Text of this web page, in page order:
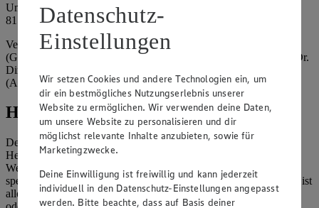
Umsatzsteuer-Identifikationsnummer gem. § 27a UStG: DE
815764015
Vertretungsberechtigte: EDEKA Südbayern Handelsstiftung
(Gesellschafter), Claus Hollinger (Vorstandsmitglied, Sprecher), Dr.
Dirk Eßmann (Vorstandsmitglied), Leo Schwaiberger
(Aufsichtsratsvorsitzender)
Hinweise
Der Inhalt dieser Website ist urheberrechtlich geschützt. Der
Herausgeber gewährt Ihnen jedoch das Recht, den auf dieser
Website bereitgestellten Text ganz oder ausschnittsweise zu
speichern und zu vervielfältigen. Aus Gründen des Urheberrechts ist
allerdings die Speicherung und Vervielfältigung von Bildmaterial
Datenschutz-
Einstellungen
Wir setzen Cookies und andere Technologien ein, um
dir ein bestmögliches Nutzungserlebnis unserer
Website zu ermöglichen. Wir verwenden deine Daten,
um unsere Website zu personalisieren und dir
möglichst relevante Inhalte anzubieten, sowie für
Marketingzwecke.
Deine Einwilligung ist freiwillig und kann jederzeit
individuell in den Datenschutz-Einstellungen angepasst
werden. Bitte beachte, dass auf Basis deiner